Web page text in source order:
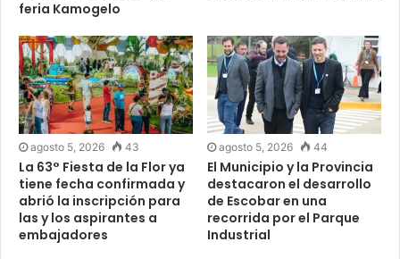
feria Kamogelo
agosto 5, 2026 43
La 63° Fiesta de la Flor ya
tiene fecha confirmada y
abrió la inscripción para
las y los aspirantes a
embajadores
agosto 5, 2026 44
El Municipio y la Provincia
destacaron el desarrollo
de Escobar en una
recorrida por el Parque
Industrial